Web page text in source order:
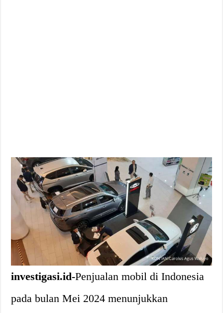
investigasi.id-Penjualan mobil di Indonesia
pada bulan Mei 2024 menunjukkan